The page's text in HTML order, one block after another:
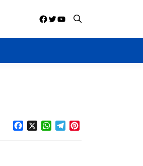
Facebook
Twitter
YouTube
FacebookWhatsApp
Telegram